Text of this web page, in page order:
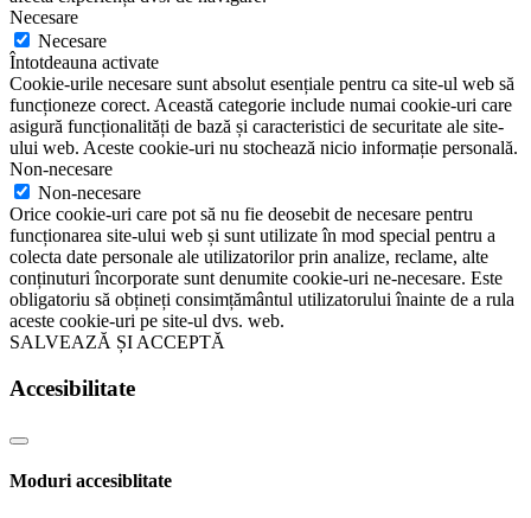
Necesare
Necesare
Întotdeauna activate
Cookie-urile necesare sunt absolut esențiale pentru ca site-ul web să
funcționeze corect. Această categorie include numai cookie-uri care
asigură funcționalități de bază și caracteristici de securitate ale site-
ului web. Aceste cookie-uri nu stochează nicio informație personală.
Non-necesare
Non-necesare
Orice cookie-uri care pot să nu fie deosebit de necesare pentru
funcționarea site-ului web și sunt utilizate în mod special pentru a
colecta date personale ale utilizatorilor prin analize, reclame, alte
conținuturi încorporate sunt denumite cookie-uri ne-necesare. Este
obligatoriu să obțineți consimțământul utilizatorului înainte de a rula
aceste cookie-uri pe site-ul dvs. web.
SALVEAZĂ ȘI ACCEPTĂ
Accesibilitate
Moduri accesiblitate